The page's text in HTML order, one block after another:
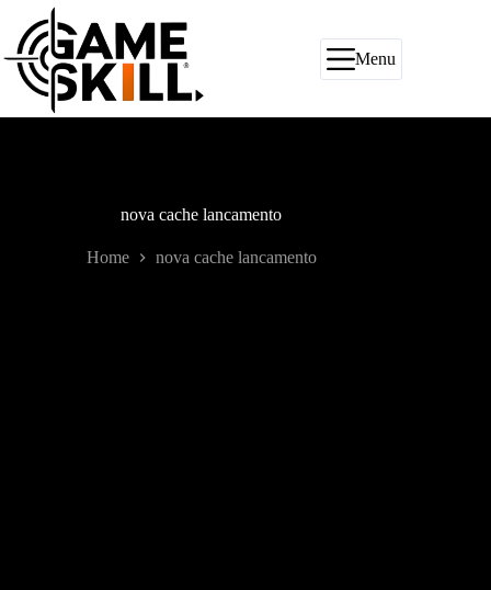
para
conteúdo
Menu
nova cache lancamento
Home nova cache lancamento